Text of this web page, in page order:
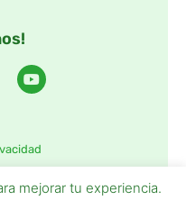
mejorar tu experiencia.